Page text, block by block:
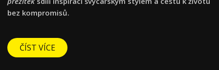
bez kompromisů.
ČÍST VÍCE